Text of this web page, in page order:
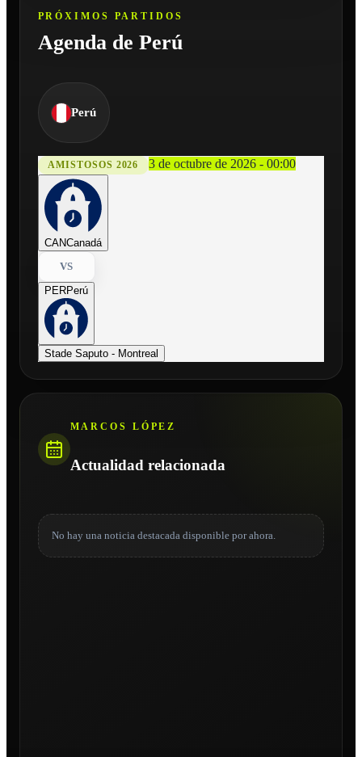
PRÓXIMOS PARTIDOS
Agenda de Perú
Perú
AMISTOSOS 2026 3 de octubre de 2026 - 00:00
CANCanadá
VS
PERPerú
Stade Saputo - Montreal
MARCOS LÓPEZ
Actualidad relacionada
No hay una noticia destacada disponible por ahora.